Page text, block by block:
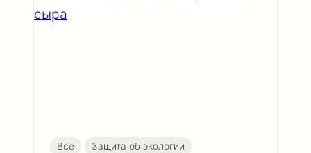
Все
Защита об экологии